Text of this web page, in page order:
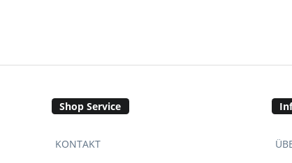
Shop Service
KONTAKT